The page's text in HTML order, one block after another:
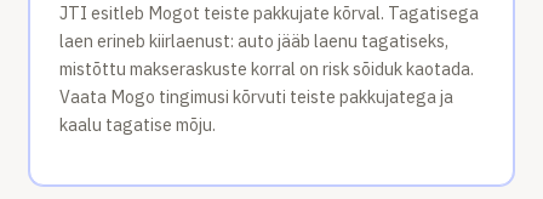
JTI esitleb Mogot teiste pakkujate kõrval. Tagatisega
laen erineb kiirlaenust: auto jääb laenu tagatiseks,
mistõttu makseraskuste korral on risk sõiduk kaotada.
Vaata Mogo tingimusi kõrvuti teiste pakkujatega ja
kaalu tagatise mõju.